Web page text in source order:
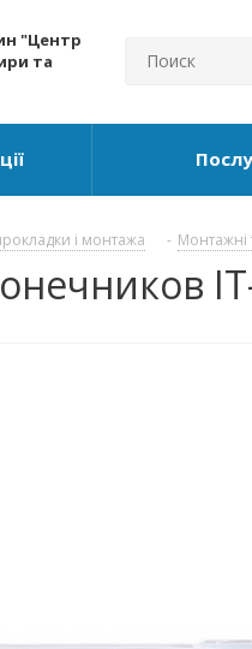
"Центр
та
і монтажа - Монтажні